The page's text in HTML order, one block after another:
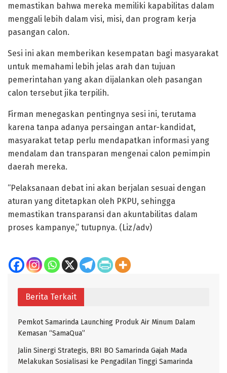
memastikan bahwa mereka memiliki kapabilitas dalam
menggali lebih dalam visi, misi, dan program kerja
pasangan calon.
Sesi ini akan memberikan kesempatan bagi masyarakat
untuk memahami lebih jelas arah dan tujuan
pemerintahan yang akan dijalankan oleh pasangan
calon tersebut jika terpilih.
Firman menegaskan pentingnya sesi ini, terutama
karena tanpa adanya persaingan antar-kandidat,
masyarakat tetap perlu mendapatkan informasi yang
mendalam dan transparan mengenai calon pemimpin
daerah mereka.
“Pelaksanaan debat ini akan berjalan sesuai dengan
aturan yang ditetapkan oleh PKPU, sehingga
memastikan transparansi dan akuntabilitas dalam
proses kampanye,” tutupnya. (Liz/adv)
Berita Terkait
Pemkot Samarinda Launching Produk Air Minum Dalam
Kemasan “SamaQua”
Jalin Sinergi Strategis, BRI BO Samarinda Gajah Mada
Melakukan Sosialisasi ke Pengadilan Tinggi Samarinda